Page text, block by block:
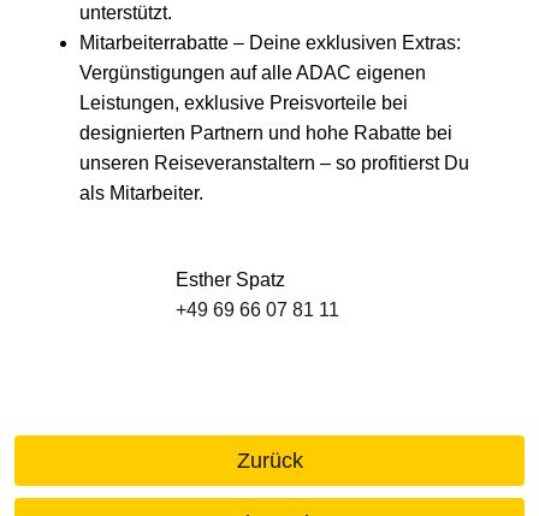
unterstützt.
Mitarbeiterrabatte – Deine exklusiven Extras:
Vergünstigungen auf alle ADAC eigenen
Leistungen, exklusive Preisvorteile bei
designierten Partnern und hohe Rabatte bei
unseren Reiseveranstaltern – so profitierst Du
als Mitarbeiter.
Esther Spatz
+49 69 66 07 81 11
Zurück